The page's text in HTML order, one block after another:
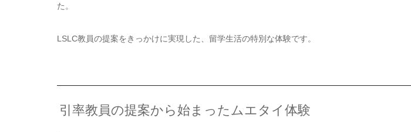
た。
LSLC教員の提案をきっかけに実現した、留学生活の特別な体験です。
引率教員の提案から始まったムエタイ体験